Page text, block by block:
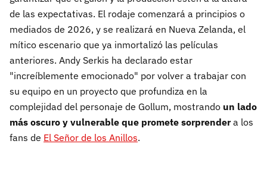
de las expectativas. El rodaje comenzará a principios o
mediados de 2026, y se realizará en Nueva Zelanda, el
mítico escenario que ya inmortalizó las películas
anteriores. Andy Serkis ha declarado estar
"increíblemente emocionado" por volver a trabajar con
su equipo en un proyecto que profundiza en la
complejidad del personaje de Gollum, mostrando un lado
más oscuro y vulnerable que promete sorprendera los
fans de El Señor de los Anillos.